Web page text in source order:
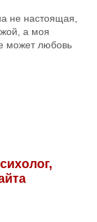
не настоящая,
а моя
может любовь